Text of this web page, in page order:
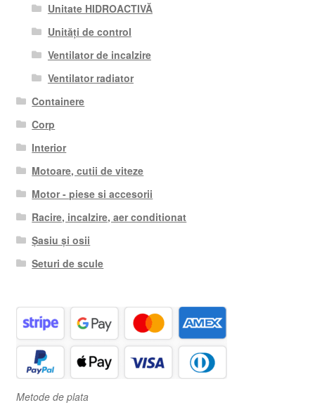
Unitate HIDROACTIVĂ
Unități de control
Ventilator de incalzire
Ventilator radiator
Containere
Corp
Interior
Motoare, cutii de viteze
Motor - piese si accesorii
Racire, incalzire, aer conditionat
Șasiu și osii
Seturi de scule
Metode de plata